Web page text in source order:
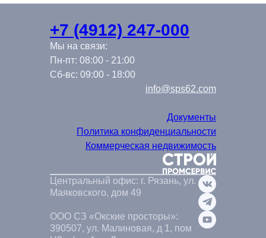
+7 (4912) 247-000
Мы на связи:
Пн-пт: 08:00 - 21:00
Сб-вс: 09:00 - 18:00
info@sps62.com
Документы
Политика конфиденциальности
Коммерческая недвижимость
Центральный офис: г. Рязань, ул.
Маяковского, дом 49
ООО СЗ «Окские просторы»:
390507, ул. Малиновая, д 1, пом